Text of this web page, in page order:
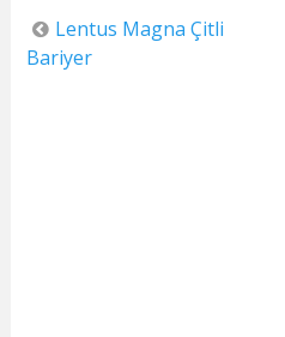
Yazı
dolaşımı
Lentus Magna Çitli
Bariyer